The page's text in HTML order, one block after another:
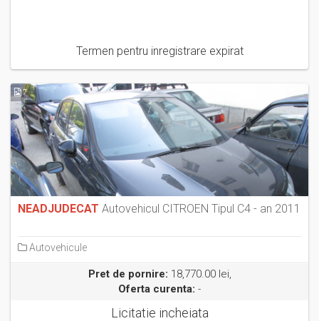
Termen pentru inregistrare expirat
7
NEADJUDECAT Autovehicul CITROEN Tipul C4 - an 2011
Autovehicule
Pret de pornire: 18,770.00 lei,
Oferta curenta: -
Licitatie incheiata